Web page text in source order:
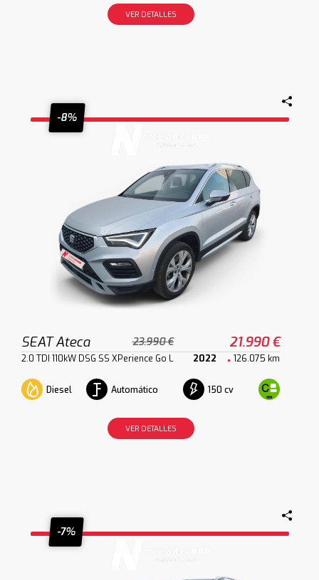
VER DETALLES
-8%
SEAT Ateca 23.990 € 21.990 €
2.0 TDI 110kW DSG SS XPerience Go L 2022 126.075 km
Diesel Automático 150 cv
VER DETALLES
-7%